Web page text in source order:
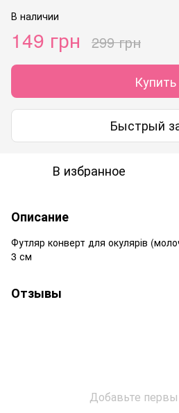
В наличии
149 грн 299 грн
Купить
Быстрый
В избранное
Описание
Футляр конверт для окулярів
3 см
Отзывы
Добавьте